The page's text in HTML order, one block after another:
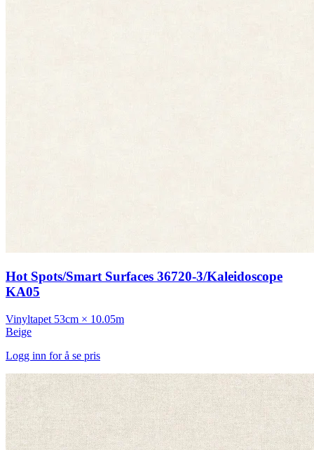
Hot Spots/Smart Surfaces 36720-3/Kaleidoscope
KA05
Vinyltapet 53cm × 10.05m
Beige
Logg inn for å se pris